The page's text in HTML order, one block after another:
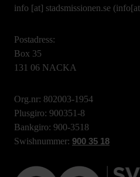
info [at] stadsmissionen.se
Postadress:
Box 35
131 06 NACKA
Org.nr: 802003-1954
Plusgiro: 900351-8
Bankgiro: 900-3518
Swishnummer: 900 35 18